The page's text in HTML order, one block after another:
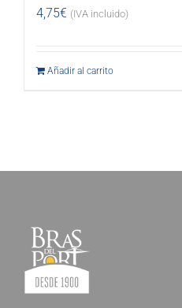
4,75€ (IVA incluido)
Añadir al carrito